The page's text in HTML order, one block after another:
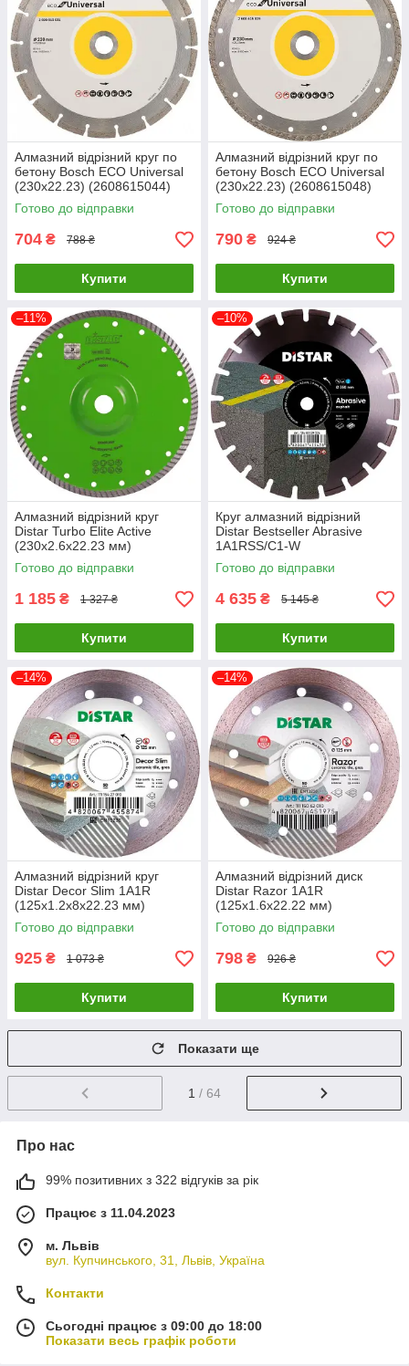
Алмазний відрізний круг по
бетону Bosch ECO Universal
(230х22.23) (2608615044)
Готово до відправки
704 ₴ 788 ₴
Купити
Алмазний відрізний круг по
бетону Bosch ECO Universal
(230х22.23) (2608615048)
Готово до відправки
790 ₴ 924 ₴
Купити
–11%
Алмазний відрізний круг
Distar Turbo Elite Active
(230x2.6x22.23 мм)
(10216025017)
Готово до відправки
1 185 ₴ 1 327 ₴
Купити
–10%
Круг алмазний відрізний
Distar Bestseller Abrasive
1A1RSS/C1-W
350x3.2/2.2x9x25.4-21 F4
Сегментний (12485129024)
Готово до відправки
4 635 ₴ 5 145 ₴
Купити
–14%
Алмазний відрізний круг
Distar Decor Slim 1A1R
(125x1.2x8x22.23 мм)
(11115427010)
Готово до відправки
925 ₴ 1 073 ₴
Купити
–14%
Алмазний відрізний диск
Distar Razor 1A1R
(125х1.6х22.22 мм)
(11115062010)
Готово до відправки
798 ₴ 926 ₴
Купити
Показати ще
1 / 64
Про нас
99% позитивних з 322 відгуків за рік
Працює з 11.04.2023
м. Львів
вул. Купчинського, 31, Львів, Україна
Контакти
Сьогодні працює з 09:00 до 18:00
Показати весь графік роботи